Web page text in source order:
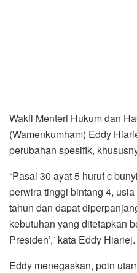
Wakil Menteri Hukum dan
(Wamenkumham) Eddy
perubahan spesifik,
“Pasal 30 ayat 5 huruf c
perwira tinggi bintang 4,
tahun dan dapat
kebutuhan yang ditetapkan
Presiden’,” kata Eddy Hiariej.
Eddy menegaskan, poin